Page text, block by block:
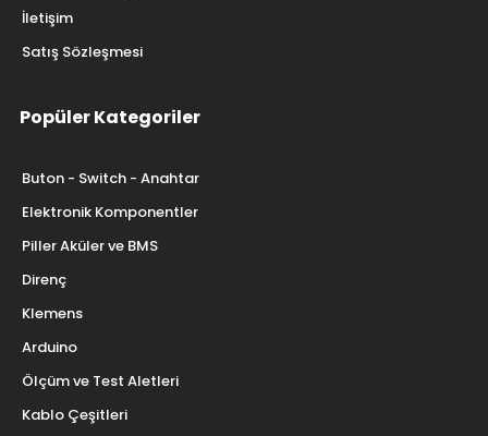
İletişim
Satış Sözleşmesi
Popüler Kategoriler
Buton - Switch - Anahtar
Elektronik Komponentler
Piller Aküler ve BMS
Direnç
Klemens
Arduino
Ölçüm ve Test Aletleri
Kablo Çeşitleri